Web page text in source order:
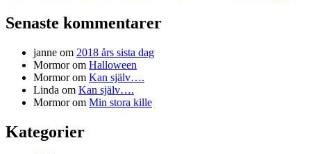
Senaste kommentarer
janne om 2018 års sista dag
Mormorom Halloween
Mormorom Kan själv….
Linda om Kan själv….
Mormorom Min stora kille
Kategorier